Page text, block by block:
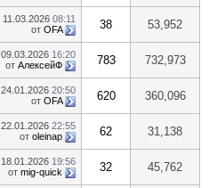
11.03.2026 08:11
от OFA 38 53,952
09.03.2026 16:20
от АлексейФ 783 732,973
24.01.2026 20:50
от OFA 620 360,096
22.01.2026 22:55
от oleinap 62 31,138
18.01.2026 19:56
от mig-quick 32 45,762